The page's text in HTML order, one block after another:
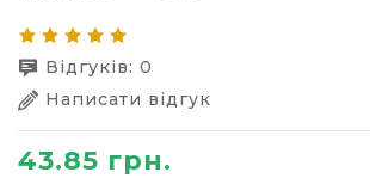
Відгуків: 0
Написати відгук
43.85 грн.